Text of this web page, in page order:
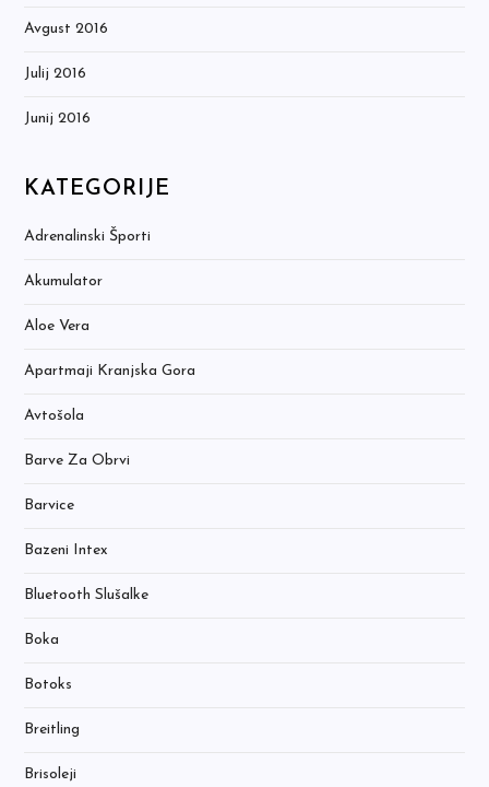
Avgust 2016
Julij 2016
Junij 2016
KATEGORIJE
Adrenalinski Športi
Akumulator
Aloe Vera
Apartmaji Kranjska Gora
Avtošola
Barve Za Obrvi
Barvice
Bazeni Intex
Bluetooth Slušalke
Boka
Botoks
Breitling
Brisoleji